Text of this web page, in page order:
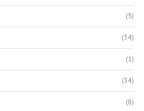
(5)
(34)
(1)
(34)
(8)